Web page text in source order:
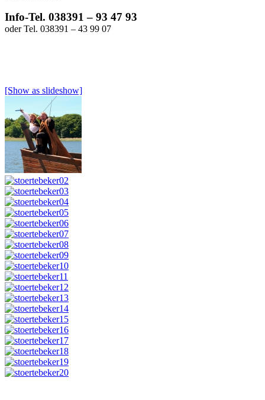
Info-Tel. 038391 – 93 47 93
oder Tel. 038391 – 43 99 07
[Show as slideshow]